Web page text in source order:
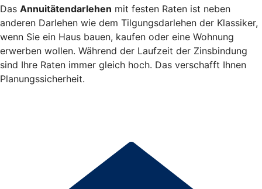
Das Annuitätendarlehen mit festen Raten ist neben
anderen Darlehen wie dem Tilgungsdarlehen der Klassiker,
wenn Sie ein Haus bauen, kaufen oder eine Wohnung
erwerben wollen. Während der Laufzeit der Zinsbindung
sind Ihre Raten immer gleich hoch. Das verschafft Ihnen
Planungssicherheit.